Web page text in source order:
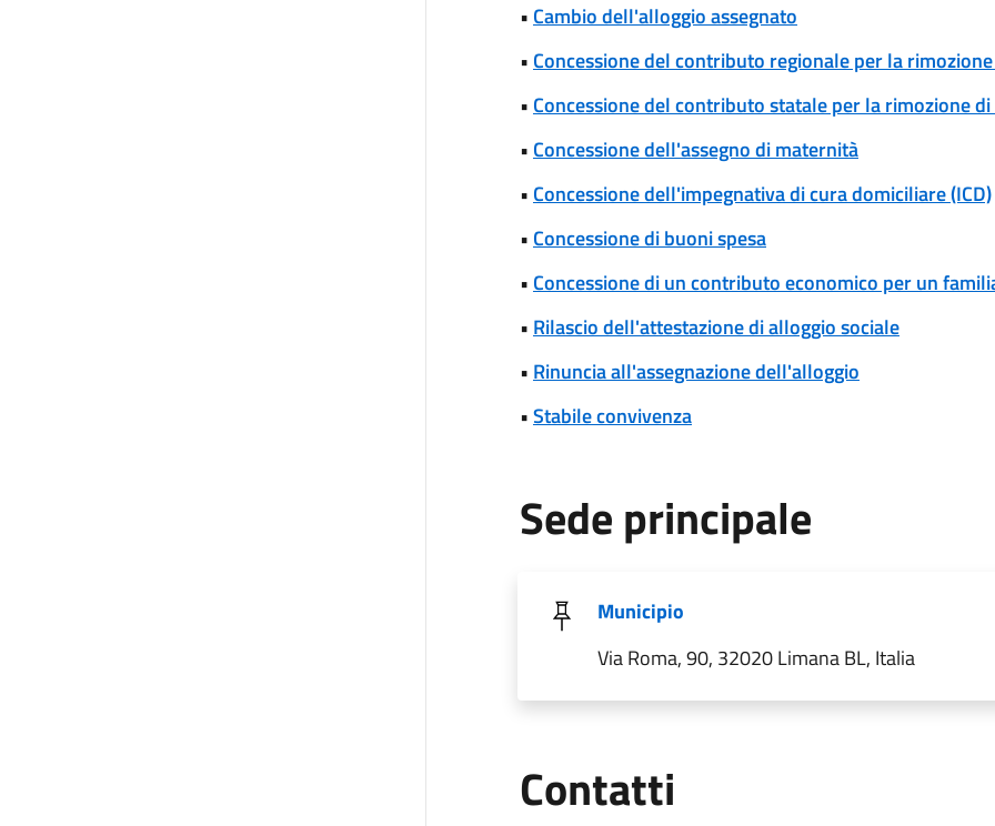
• Cambio dell'alloggio assegnato
• Concessione del contributo regionale per la
• Concessione del contributo statale per la rimozione
• Concessione dell'assegno di maternità
• Concessione dell'impegnativa di cura domiciliare (ICD)
• Concessione di buoni spesa
• Concessione di un contributo economico per un
• Rilascio dell'attestazione di alloggio sociale
• Rinuncia all'assegnazione dell'alloggio
•Stabile convivenza
Sede principale
Municipio
Via Roma, 90, 32020 Limana BL, Italia
Contatti